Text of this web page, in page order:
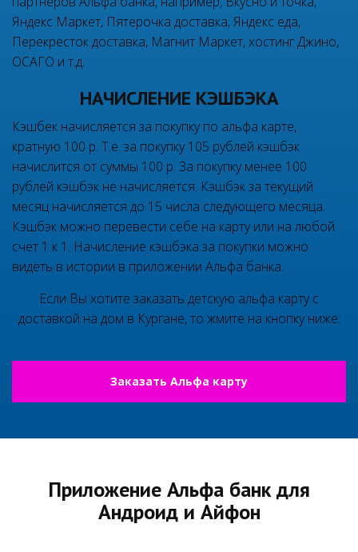
Яндекс Маркет, Пятерочка доставка, Яндекс еда,
Перекресток доставка, Магнит Маркет, хостинг Джино,
ОСАГО и т.д.
НАЧИСЛЕНИЕ КЭШБЭКА
Кэшбек начисляется за покупку по альфа карте,
кратную 100 р. Т.е. за покупку 105 рублей кэшбэк
начислится от суммы 100 р. За покупку менее 100
рублей кэшбэк не начисляется. Кэшбэк за текущий
месяц начисляется до 15 числа следующего месяца.
Кэшбэк можно перевести себе на карту или на любой
счет 1 к 1. Начисление кэшбэка за покупки можно
видеть в истории в приложении Альфа банка.
Если Вы хотите заказать детскую альфа карту с
доставкой на дом в Кургане, то жмите на кнопку ниже:
Заказать Альфа карту
Приложение Альфа банк для
Андроид и Айфон